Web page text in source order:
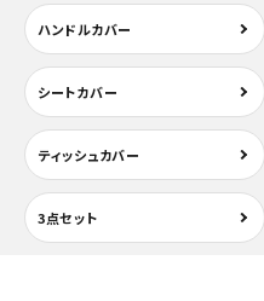
ハンドルカバー
シートカバー
ティッシュカバー
3点セット